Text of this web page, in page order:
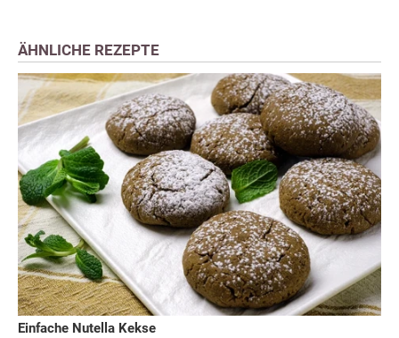
ÄHNLICHE REZEPTE
Einfache Nutella Kekse